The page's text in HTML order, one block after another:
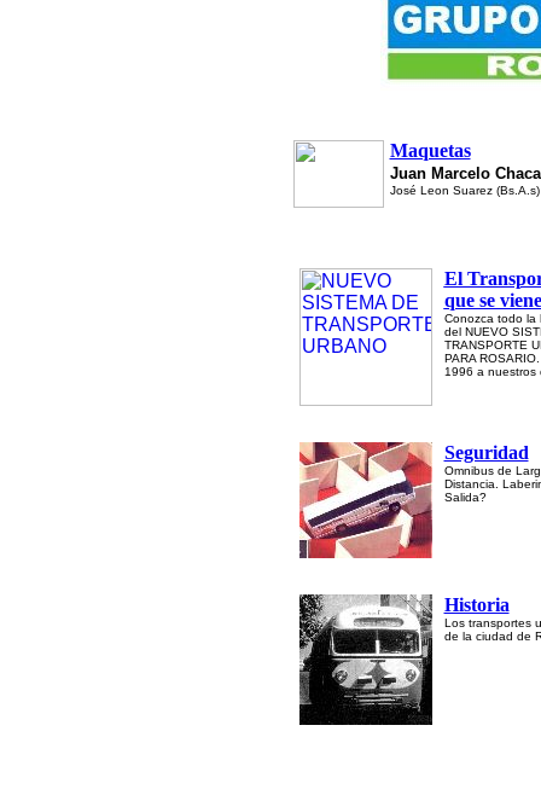
Maquetas
Juan Marcelo Chaca
José Leon Suarez (Bs.A.s)
El
que se viene
Conozca todo la
del NUEVO
TRANSPORTE
PARA
1996 a nuestros
Seguridad
Omnibus de
Distancia.
Salida?
Historia
Los transportes
de la ciudad de